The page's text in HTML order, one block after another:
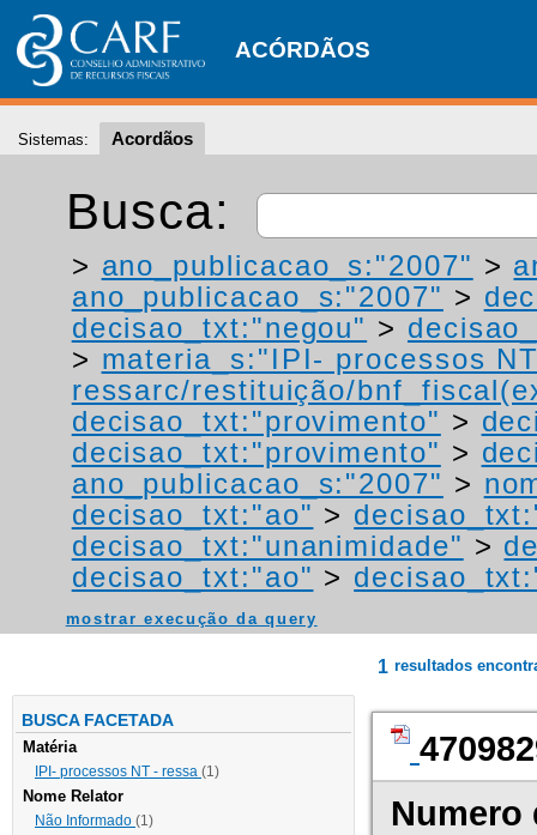
ACÓRDÃOS
Sistemas: Acordãos
Busca:
> ano_publicacao_s:"2007" >
ano_publicacao_s:"2007" >
decisao_txt:"negou" >
> materia_s:"IPI- processos
ressarc/restituição/
decisao_txt:"provimento" >
decisao_txt:"provimento" >
ano_publicacao_s:"2007" >
decisao_txt:"ao" >
decisao_txt:"unanimidade" >
decisao_txt:"ao" >
mostrar execução da query
BUSCA FACETADA
Matéria
IPI- processos NT - ressa (1)
Nome Relator
Não Informado (1)
1 resultados
Numero